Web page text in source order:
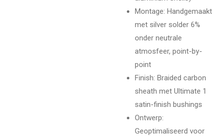
Montage: Handgemaakt
met silver solder 6%
onder neutrale
atmosfeer, point-by-
point
Finish: Braided carbon
sheath met Ultimate 1
satin-finish bushings
Ontwerp:
Geoptimaliseerd voor